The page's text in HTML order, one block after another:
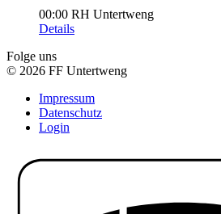
00:00 RH Untertweng
Details
Folge uns
© 2026 FF Untertweng
Impressum
Datenschutz
Login